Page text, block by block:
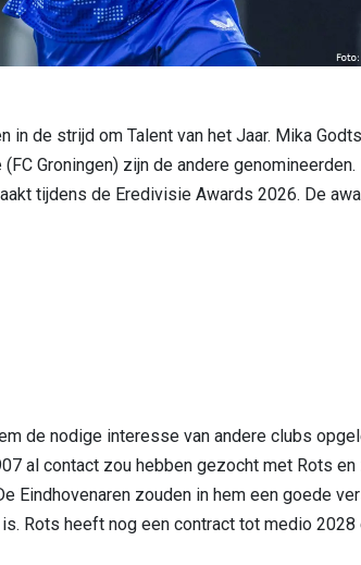
in de strijd om Talent van het Jaar. Mika
Groningen) zijn de andere genomineerden.
tijdens de Eredivisie Awards 2026. De
de nodige interesse van andere clubs
al contact zou hebben gezocht met Rots en
Eindhovenaren zouden in hem een goede
is. Rots heeft nog een contract tot medio